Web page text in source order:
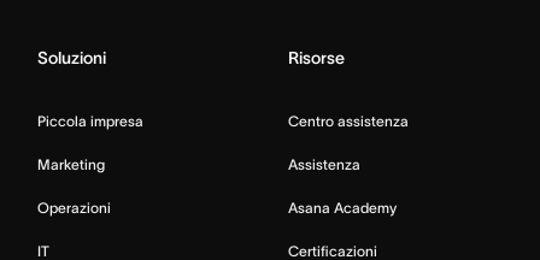
Soluzioni
Piccola impresa
Marketing
Operazioni
IT
Risorse
Centro assistenza
Assistenza
Asana Academy
Certificazioni